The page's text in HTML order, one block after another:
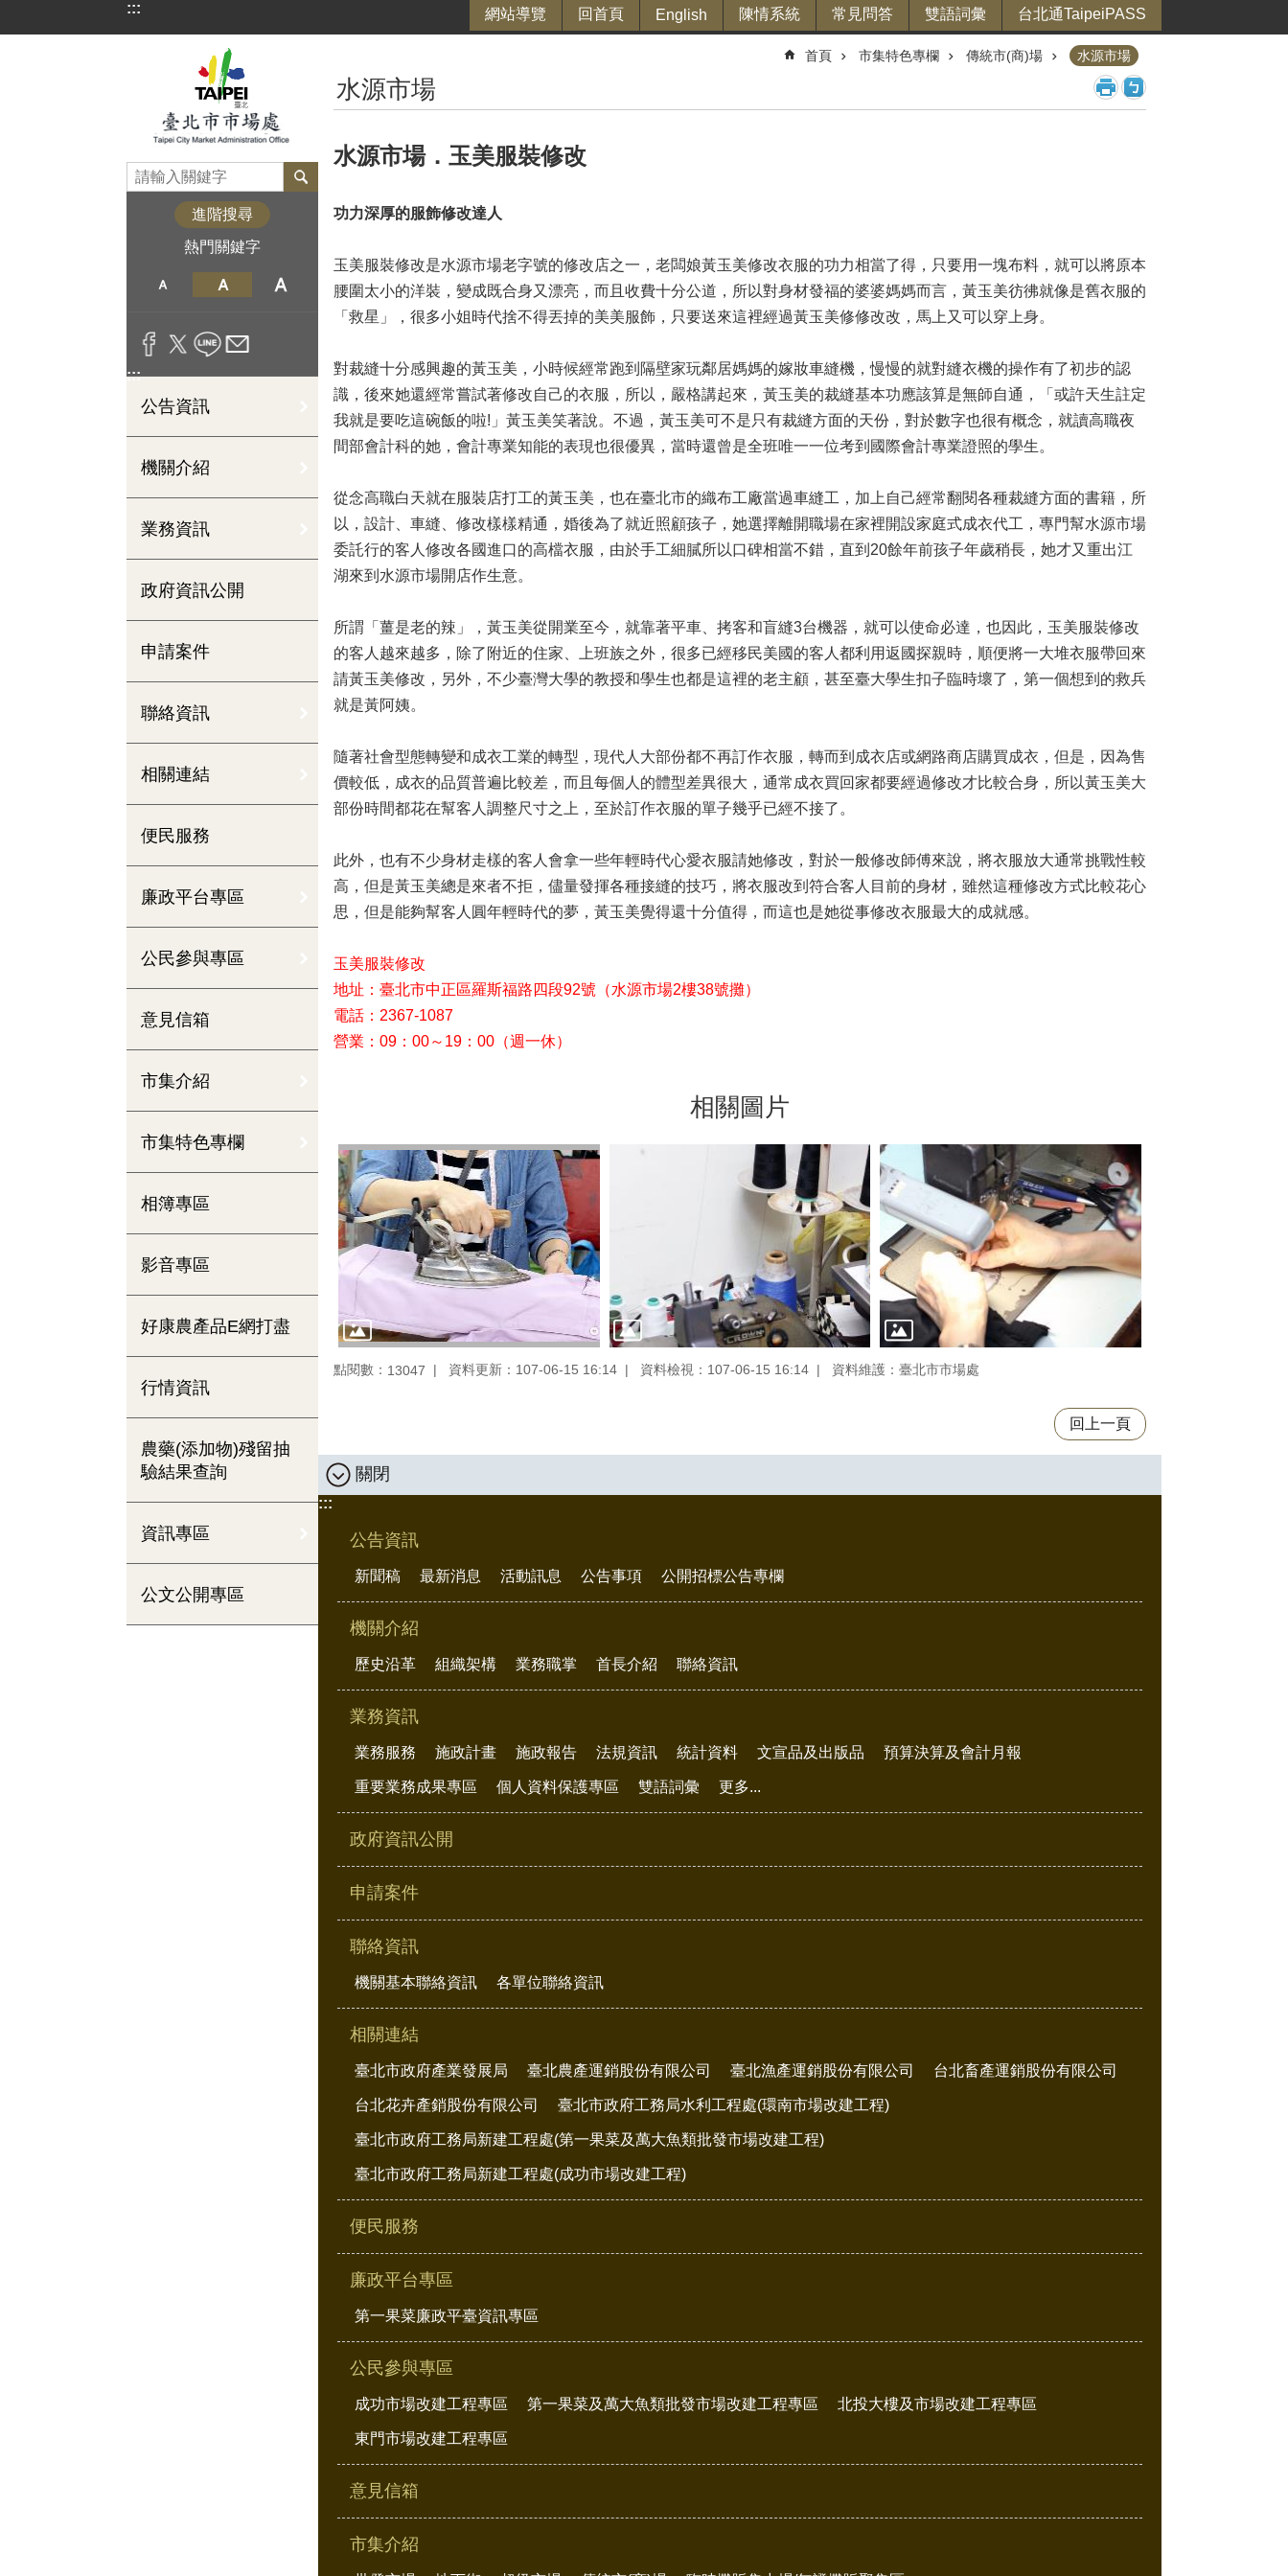
跳到主要內容區塊
::: 網站導覽 回首頁 English 陳情系統 常見問答 雙語詞彙 台北通TaipeiPASS
進階搜尋
熱門關鍵字
:::
公告資訊
機關介紹
業務資訊
政府資訊公開
申請案件
聯絡資訊
相關連結
便民服務
廉政平台專區
公民參與專區
意見信箱
市集介紹
市集特色專欄
相簿專區
影音專區
好康農產品E網打盡
行情資訊
農藥(添加物)殘留抽
驗結果查詢
資訊專區
公文公開專區
首頁 市集特色專欄 傳統市(商)場 水源市場
水源市場
水源市場．玉美服裝修改
功力深厚的服飾修改達人
玉美服裝修改是水源市場老字號的修改店之一，老闆娘黃玉美修改衣服的功力相當了得，只要用一塊布料，就可以將原本
腰圍太小的洋裝，變成既合身又漂亮，而且收費十分公道，所以對身材發福的婆婆媽媽而言，黃玉美彷彿就像是舊衣服的
「救星」，很多小姐時代捨不得丟掉的美美服飾，只要送來這裡經過黃玉美修修改改，馬上又可以穿上身。
對裁縫十分感興趣的黃玉美，小時候經常跑到隔壁家玩鄰居媽媽的嫁妝車縫機，慢慢的就對縫衣機的操作有了初步的認
識，後來她還經常嘗試著修改自己的衣服，所以，嚴格講起來，黃玉美的裁縫基本功應該算是無師自通，「或許天生註定
我就是要吃這碗飯的啦!」黃玉美笑著說。不過，黃玉美可不是只有裁縫方面的天份，對於數字也很有概念，就讀高職夜
間部會計科的她，會計專業知能的表現也很優異，當時還曾是全班唯一一位考到國際會計專業證照的學生。
從念高職白天就在服裝店打工的黃玉美，也在臺北市的織布工廠當過車縫工，加上自己經常翻閱各種裁縫方面的書籍，所
以，設計、車縫、修改樣樣精通，婚後為了就近照顧孩子，她選擇離開職場在家裡開設家庭式成衣代工，專門幫水源市場
委託行的客人修改各國進口的高檔衣服，由於手工細膩所以口碑相當不錯，直到20餘年前孩子年歲稍長，她才又重出江
湖來到水源市場開店作生意。
所謂「薑是老的辣」，黃玉美從開業至今，就靠著平車、拷客和盲縫3台機器，就可以使命必達，也因此，玉美服裝修改
的客人越來越多，除了附近的住家、上班族之外，很多已經移民美國的客人都利用返國探親時，順便將一大堆衣服帶回來
請黃玉美修改，另外，不少臺灣大學的教授和學生也都是這裡的老主顧，甚至臺大學生扣子臨時壞了，第一個想到的救兵
就是黃阿姨。
隨著社會型態轉變和成衣工業的轉型，現代人大部份都不再訂作衣服，轉而到成衣店或網路商店購買成衣，但是，因為售
價較低，成衣的品質普遍比較差，而且每個人的體型差異很大，通常成衣買回家都要經過修改才比較合身，所以黃玉美大
部份時間都花在幫客人調整尺寸之上，至於訂作衣服的單子幾乎已經不接了。
此外，也有不少身材走樣的客人會拿一些年輕時代心愛衣服請她修改，對於一般修改師傅來說，將衣服放大通常挑戰性較
高，但是黃玉美總是來者不拒，儘量發揮各種接縫的技巧，將衣服改到符合客人目前的身材，雖然這種修改方式比較花心
思，但是能夠幫客人圓年輕時代的夢，黃玉美覺得還十分值得，而這也是她從事修改衣服最大的成就感。
玉美服裝修改
地址：臺北市中正區羅斯福路四段92號（水源市場2樓38號攤）
電話：2367-1087
營業：09：00～19：00（週一休）
相關圖片
點閱數： 13047 資料更新：107-06-15 16:14 資料檢視：107-06-15 16:14 資料維護：臺北市市場處
回上一頁
關閉
:::
公告資訊
新聞稿 最新消息 活動訊息 公告事項 公開招標公告專欄
機關介紹
歷史沿革 組織架構 業務職掌 首長介紹 聯絡資訊
業務資訊
業務服務 施政計畫 施政報告 法規資訊 統計資料 文宣品及出版品 預算決算及會計月報
重要業務成果專區 個人資料保護專區 雙語詞彙 更多...
政府資訊公開
申請案件
聯絡資訊
機關基本聯絡資訊 各單位聯絡資訊
相關連結
臺北市政府產業發展局 臺北農產運銷股份有限公司 臺北漁產運銷股份有限公司 台北畜產運銷股份有限公司
台北花卉產銷股份有限公司 臺北市政府工務局水利工程處(環南市場改建工程)
臺北市政府工務局新建工程處(第一果菜及萬大魚類批發市場改建工程)
臺北市政府工務局新建工程處(成功市場改建工程)
便民服務
廉政平台專區
第一果菜廉政平臺資訊專區
公民參與專區
成功市場改建工程專區 第一果菜及萬大魚類批發市場改建工程專區 北投大樓及市場改建工程專區
東門市場改建工程專區
意見信箱
市集介紹